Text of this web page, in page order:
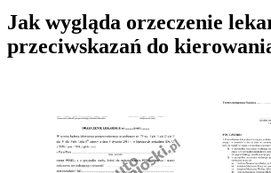
Jak wygląda orzeczenie
przeciwskazań do